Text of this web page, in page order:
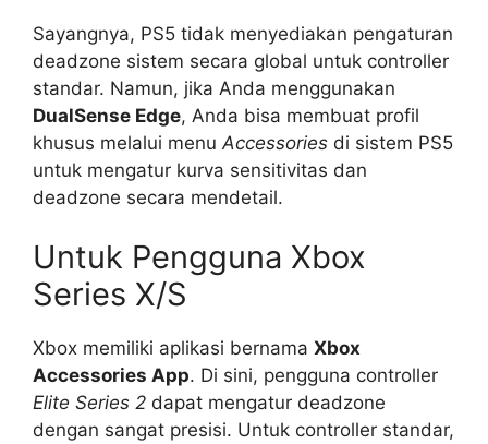
Sayangnya, PS5 tidak menyediakan pengaturan
deadzone sistem secara global untuk controller
standar. Namun, jika Anda menggunakan
DualSense Edge, Anda bisa membuat profil
khusus melalui menu Accessories di sistem PS5
untuk mengatur kurva sensitivitas dan
deadzone secara mendetail.
Untuk Pengguna Xbox
Series X/S
Xbox memiliki aplikasi bernama Xbox
Accessories App. Di sini, pengguna controller
Elite Series 2 dapat mengatur deadzone
dengan sangat presisi. Untuk controller standar,